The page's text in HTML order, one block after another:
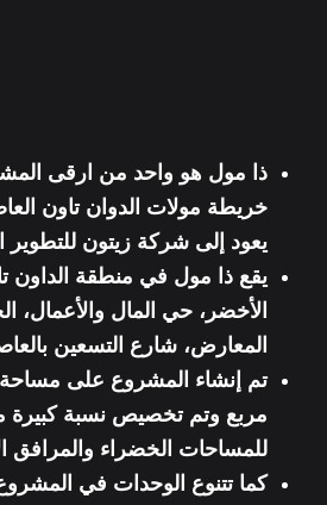
ذا مول هو واحد من ارقى
خريطة مولات الدوان تاون
يعود إلى شركة زيتون للتطوير
يقع ذا مول في منطقة الداون
الأخضر ، حي المال والأعمال،
المعارض، شارع التسعين
مربع وتم تخصيص نسبة كبيرة
للمساحات الخضراء والمرافق
كما تتنوع الوحدات في